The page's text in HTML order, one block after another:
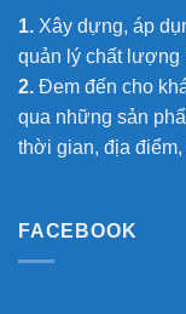
1. Xây dựng, áp
quản lý chất
2. Đem đến cho
qua những sản
thời gian, địa
FACEBOOK